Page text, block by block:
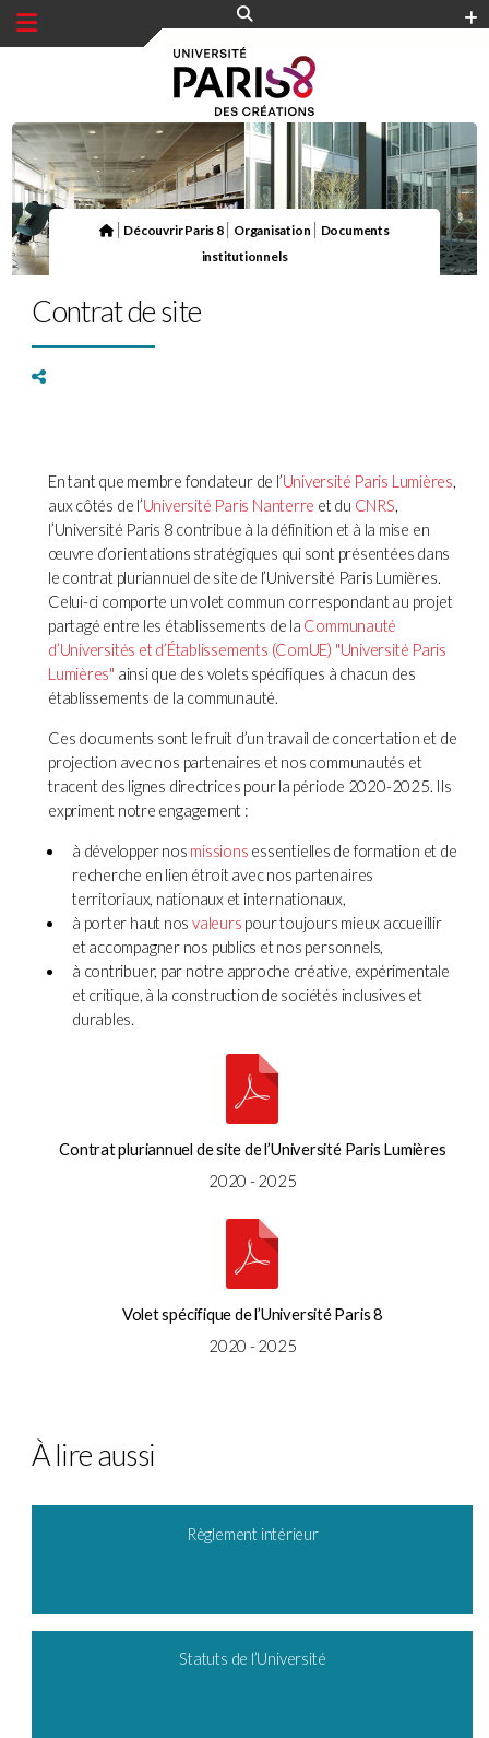
Découvrir Paris 8 Organisation
Documents
institutionnels
Contrat de site
En tant que membre fondateur de l’Université Paris Lumières,
aux côtés de l’Université Paris Nanterre et du CNRS,
l’Université Paris 8 contribue à la définition et à la mise en
œuvre d’orientations stratégiques qui sont présentées dans
le contrat pluriannuel de site de l’Université Paris Lumières.
Celui-ci comporte un volet commun correspondant au projet
partagé entre les établissements de la Communauté
d’Universités et d’Établissements (ComUE) "Université Paris
Lumières" ainsi que des volets spécifiques à chacun des
établissements de la communauté.
Ces documents sont le fruit d’un travail de concertation et de
projection avec nos partenaires et nos communautés et
tracent des lignes directrices pour la période 2020-2025. Ils
expriment notre engagement :
à développer nos missions essentielles de formation et de
recherche en lien étroit avec nos partenaires
territoriaux, nationaux et internationaux,
à porter haut nosvaleurs pour toujours mieux accueillir
et accompagner nos publics et nos personnels,
à contribuer, par notre approche créative, expérimentale
et critique, à la construction de sociétés inclusives et
durables.
Contrat pluriannuel de site de l’Université Paris Lumières
2020 - 2025
Volet spécifique de l’Université Paris 8
2020 - 2025
À lire aussi
Règlement intérieur
Statuts de l’Université
Panneau de gestion des cookies